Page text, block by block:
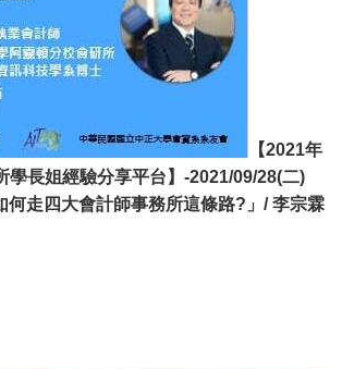
【2021年
學長姐經驗分享平台】-2021/09/28(二)
何走四大會計師事務所這條路?」/ 李宗霖